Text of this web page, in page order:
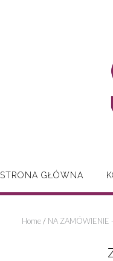
STRONA GŁÓWNA
Home/ NA ZAMÓWIENIE